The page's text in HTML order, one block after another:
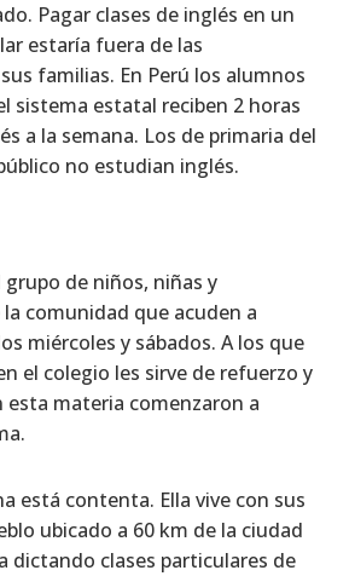
Pagar clases de inglés en un
estaría fuera de las
familias. En Perú los alumnos
sistema estatal reciben 2 horas
a la semana. Los de primaria del
no estudian inglés.
grupo de niños, niñas y
comunidad que acuden a
miércoles y sábados. A los que
el colegio les sirve de refuerzo y
esta materia comenzaron a
está contenta. Ella vive con sus
ubicado a 60 km de la ciudad
dictando clases particulares de